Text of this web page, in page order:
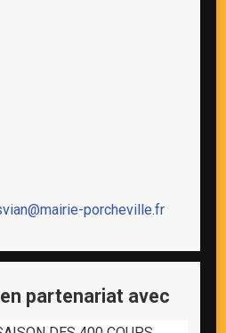
porcheville.fr
partenariat avec